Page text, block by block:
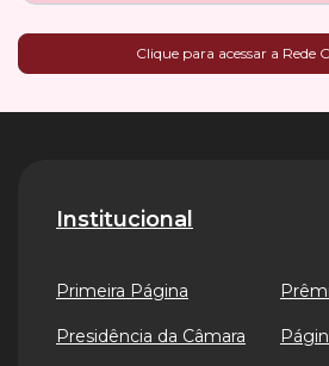
Clique para acessar a Rede
Institucional
Primeira Página
Presidência da Câmara